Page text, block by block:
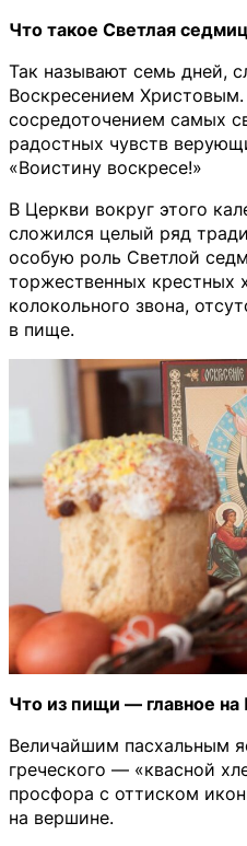
Что такое Светлая
Так называют семь дней,
Воскресением Христовым.
сосредоточением самых
радостных чувств
«Воистину воскресе!»
В Церкви вокруг этого
сложился целый ряд
особую роль Светлой
торжественных крестных
колокольного звона,
в пище.
Что из пищи — главное на
Величайшим пасхальным
греческого — «квасной
просфора с оттиском
на вершине.